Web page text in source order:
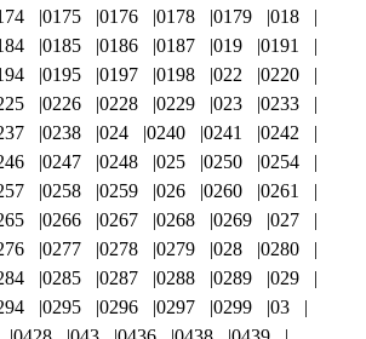
0175 0176 0178 0179
018
0185 0186 0187 019
0191
0195 0197 0198 022
0220
0226 0228 0229 023
0233
0238 024 0240 0241
0242
0247 0248 025 0250
0254
0258 0259 026 0260
0261
0266 0267 0268 0269
027
0277 0278 0279 028
0280
0285 0287 0288 0289
029
0295 0296 0297 0299
03